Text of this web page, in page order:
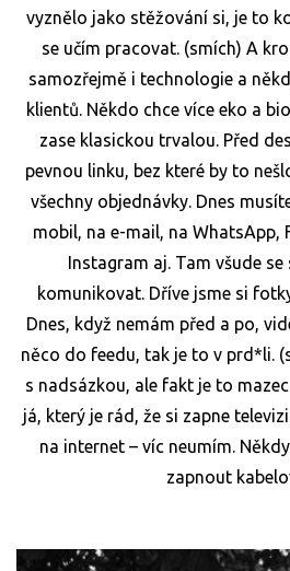
vyznělo jako stěžování si, je to
se učím pracovat. (smích) A
samozřejmě i technologie a
klientů. Někdo chce více eko a
zase klasickou trvalou. Před
pevnou linku, bez které by to
všechny objednávky. Dnes
mobil, na e-mail, na WhatsApp,
Instagram aj. Tam všude
komunikovat. Dříve jsme si
Dnes, když nemám před a po,
něco do feedu, tak je to v prd*li.
s nadsázkou, ale fakt je to
já, který je rád, že si zapne
na internet – víc neumím.
zapnout